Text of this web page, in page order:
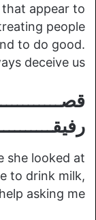
appear to
people
to do good.
deceive us.
she looked at
to drink milk,
asking me…